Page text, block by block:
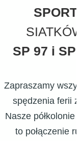
SP 97 i SP
Zapraszamy
spędzenia ferii
Nasze półkolonie
to połączenie